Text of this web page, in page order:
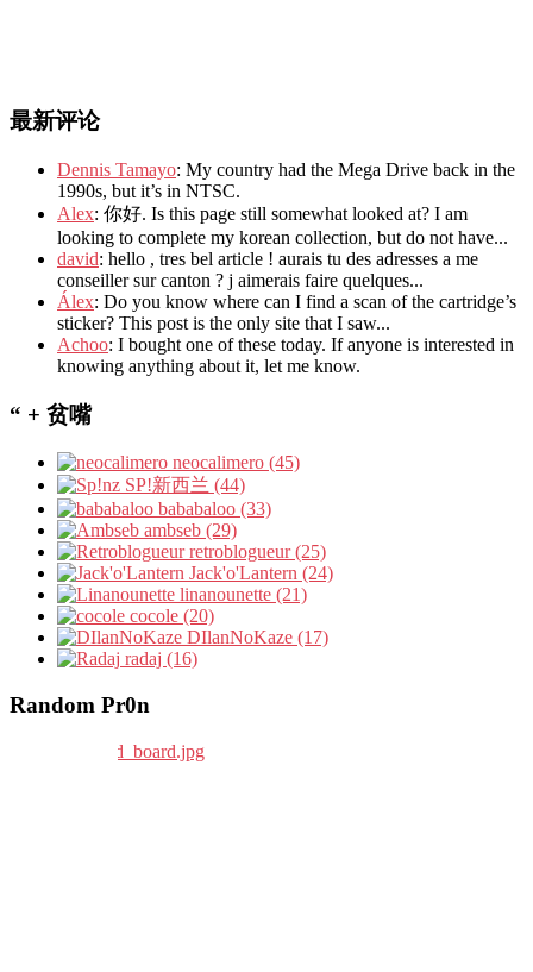
最新评论
Dennis Tamayo: My country had the Mega Drive back in the
1990s, but it’s in NTSC.
Alex: 你好. Is this page still somewhat looked at? I am
looking to complete my korean collection, but do not have...
david: hello , tres bel article ! aurais tu des adresses a me
conseiller sur canton ? j aimerais faire quelques...
Álex: Do you know where can I find a scan of the cartridge’s
sticker? This post is the only site that I saw...
Achoo: I bought one of these today. If anyone is interested in
knowing anything about it, let me know.
“ + 贫嘴
neocalimero (45)
SP!新西兰 (44)
bababaloo (33)
ambseb (29)
retroblogueur (25)
Jack'o'Lantern (24)
linanounette (21)
cocole (20)
DIlanNoKaze (17)
radaj (16)
Random Pr0n